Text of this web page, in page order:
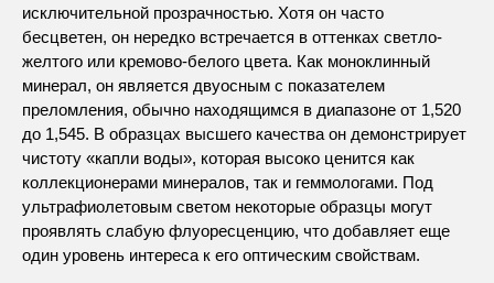
исключительной прозрачностью. Хотя он часто
бесцветен, он нередко встречается в оттенках светло-
желтого или кремово-белого цвета. Как моноклинный
минерал, он является двуосным с показателем
преломления, обычно находящимся в диапазоне от 1,520
до 1,545. В образцах высшего качества он демонстрирует
чистоту «капли воды», которая высоко ценится как
коллекционерами минералов, так и геммологами. Под
ультрафиолетовым светом некоторые образцы могут
проявлять слабую флуоресценцию, что добавляет еще
один уровень интереса к его оптическим свойствам.